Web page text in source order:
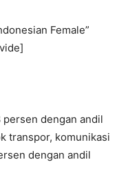
Female”
dengan andil
transpor, komunikasi
dengan andil